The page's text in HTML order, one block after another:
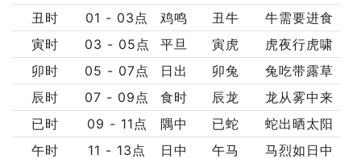
丑时
01 - 03点 鸡鸣 丑牛
牛需要进食
寅时
03 - 05点 平旦 寅虎
虎夜行虎啸
卯时
05 - 07点 日出 卯兔
兔吃带露草
辰时
07 - 09点 食时 辰龙
龙从雾中来
已时
09 - 11点 隅中 已蛇
蛇出晒太阳
午时
11 - 13点 日中 午马
马烈如日中